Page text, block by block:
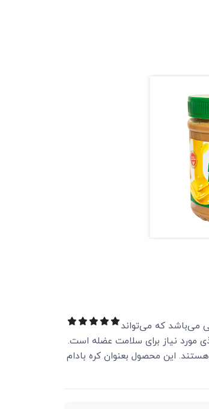
می‌باشد که می‌تواند
مورد نیاز برای سلامت عضله است.
این محصول بعنوان کره بادام